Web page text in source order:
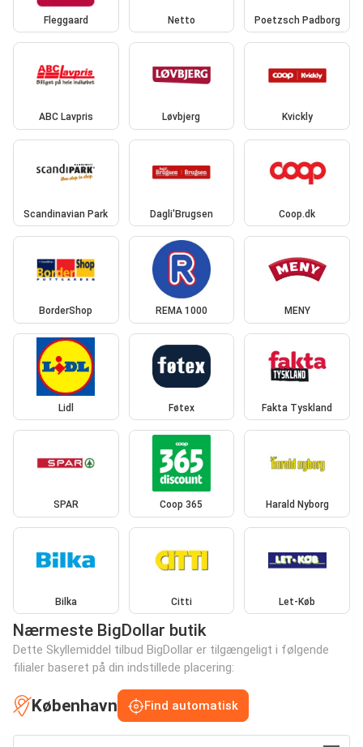
Fleggaard Netto Poetzsch Padborg
ABC Lavpris Løvbjerg Kvickly
Scandinavian Park Dagli'Brugsen Coop.dk
BorderShop REMA 1000 MENY
Lidl Føtex Fakta Tyskland
SPAR Coop 365 Harald Nyborg
Bilka Citti Let-Køb
Nærmeste BigDollar butik
Dette Skyllemiddel tilbud BigDollar er tilgængeligt i følgende
filialer baseret på din indstillede placering:
København Find automatisk